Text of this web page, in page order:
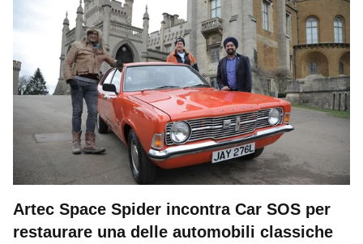
Artec Space Spider incontra Car SOS per
restaurare una delle automobili classiche